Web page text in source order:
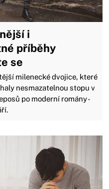
i
příběhy
se
milenecké dvojice, které
nesmazatelnou stopu v
po moderní romány -